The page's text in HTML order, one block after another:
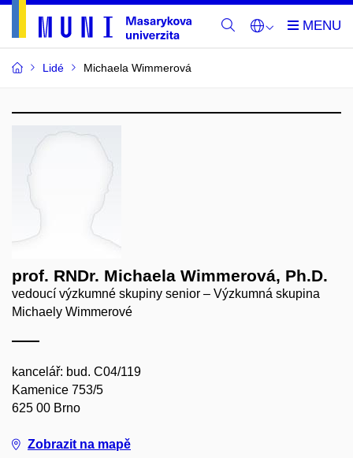
Lidé Michaela Wimmerová
prof. RNDr. Michaela Wimmerová, Ph.D.
vedoucí výzkumné skupiny senior – Výzkumná skupina
Michaely Wimmerové
kancelář: bud. C04/119
Kamenice 753/5
625 00 Brno
Zobrazit na mapě